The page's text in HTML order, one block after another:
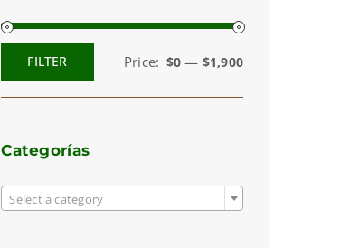
price
price
FILTER Price: $0— $1,900
Categorías
Select a category